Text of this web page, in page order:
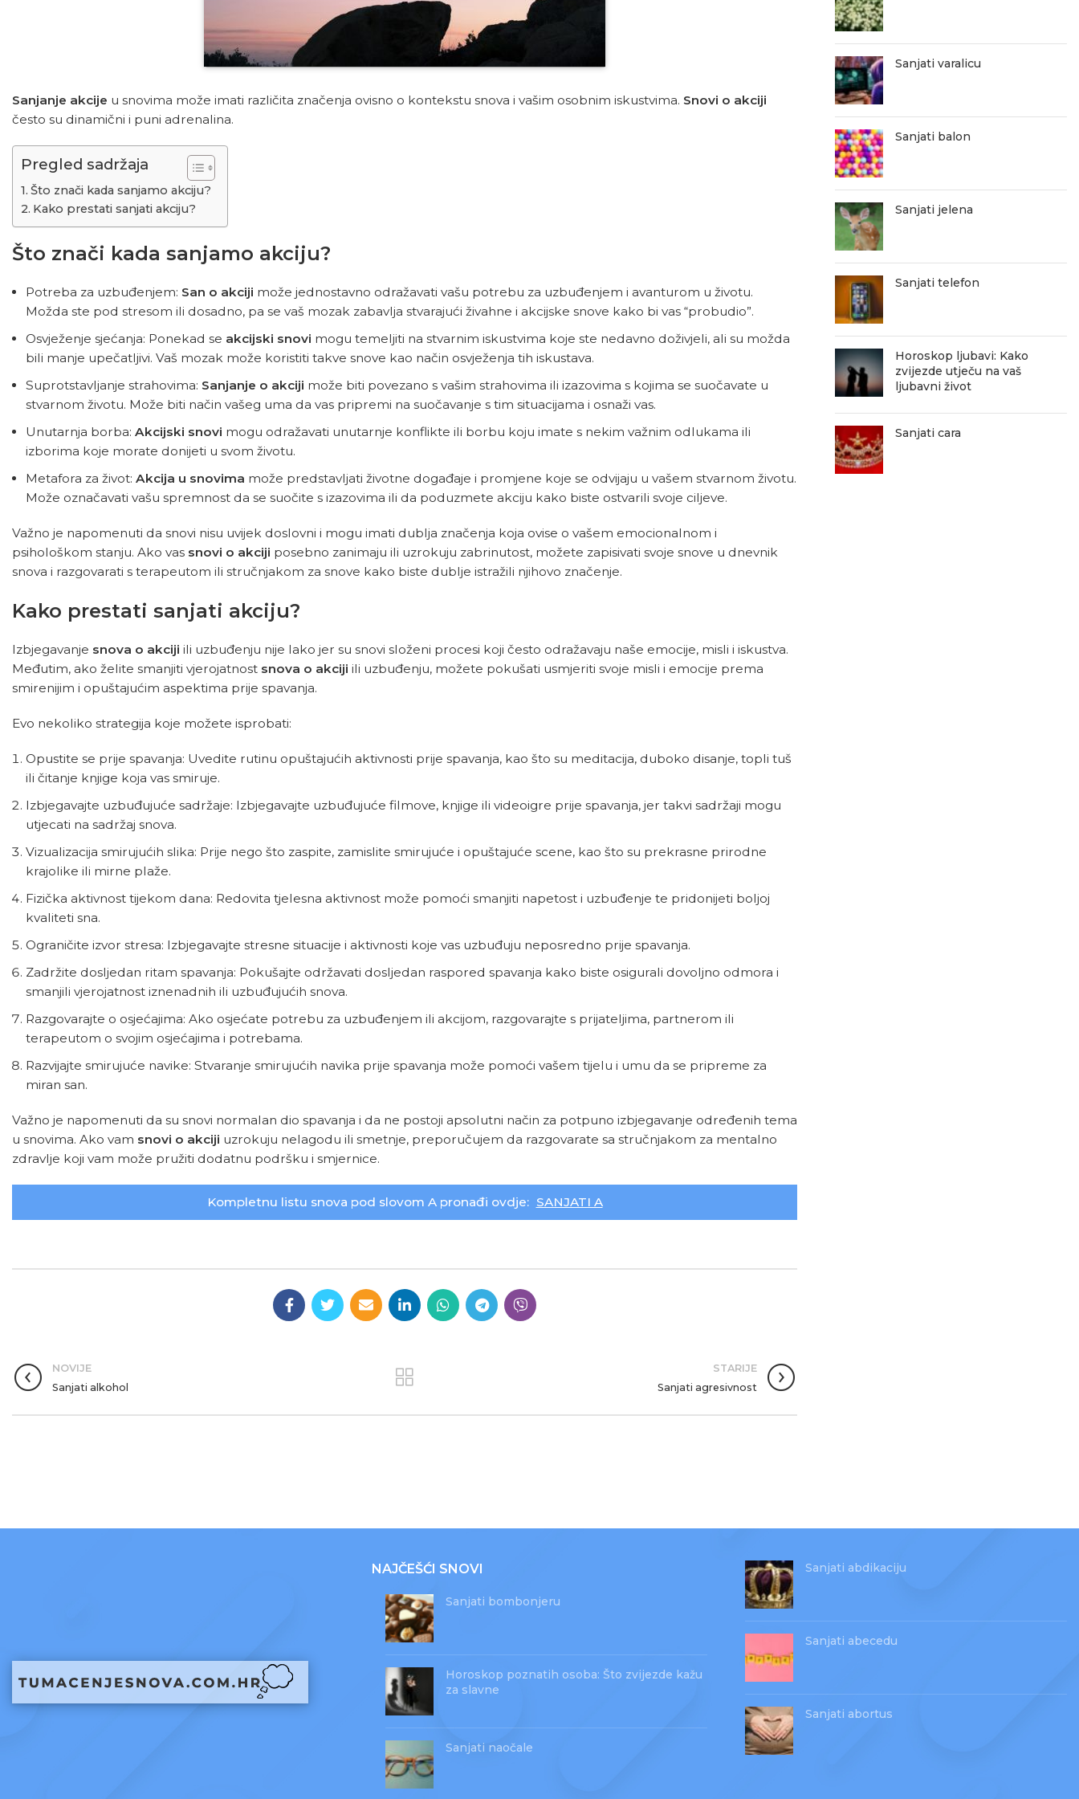
Sanjanje akcije u snovima može imati različita značenja ovisno o kontekstu snova i vašim osobnim iskustvima. Snovi o akciji
često su dinamični i puni adrenalina.
Pregled sadržaja
Što znači kada sanjamo akciju?
Kako prestati sanjati akciju?
Što znači kada sanjamo akciju?
Potreba za uzbuđenjem: San o akciji može jednostavno odražavati vašu potrebu za uzbuđenjem i avanturom u životu.
Možda ste pod stresom ili dosadno, pa se vaš mozak zabavlja stvarajući živahne i akcijske snove kako bi vas “probudio”.
Osvježenje sjećanja: Ponekad se akcijski snovi mogu temeljiti na stvarnim iskustvima koje ste nedavno doživjeli, ali su možda
bili manje upečatljivi. Vaš mozak može koristiti takve snove kao način osvježenja tih iskustava.
Suprotstavljanje strahovima: Sanjanje o akciji može biti povezano s vašim strahovima ili izazovima s kojima se suočavate u
stvarnom životu. Može biti način vašeg uma da vas pripremi na suočavanje s tim situacijama i osnaži vas.
Unutarnja borba: Akcijski snovi mogu odražavati unutarnje konflikte ili borbu koju imate s nekim važnim odlukama ili
izborima koje morate donijeti u svom životu.
Metafora za život: Akcija u snovima može predstavljati životne događaje i promjene koje se odvijaju u vašem stvarnom životu.
Može označavati vašu spremnost da se suočite s izazovima ili da poduzmete akciju kako biste ostvarili svoje ciljeve.
Važno je napomenuti da snovi nisu uvijek doslovni i mogu imati dublja značenja koja ovise o vašem emocionalnom i
psihološkom stanju. Ako vas snovi o akciji posebno zanimaju ili uzrokuju zabrinutost, možete zapisivati svoje snove u dnevnik
snova i razgovarati s terapeutom ili stručnjakom za snove kako biste dublje istražili njihovo značenje.
Kako prestati sanjati akciju?
Izbjegavanje snova o akciji ili uzbuđenju nije lako jer su snovi složeni procesi koji često odražavaju naše emocije, misli i iskustva.
Međutim, ako želite smanjiti vjerojatnost snova o akciji ili uzbuđenju, možete pokušati usmjeriti svoje misli i emocije prema
smirenijim i opuštajućim aspektima prije spavanja.
Evo nekoliko strategija koje možete isprobati:
Opustite se prije spavanja: Uvedite rutinu opuštajućih aktivnosti prije spavanja, kao što su meditacija, duboko disanje, topli tuš
ili čitanje knjige koja vas smiruje.
Izbjegavajte uzbuđujuće sadržaje: Izbjegavajte uzbuđujuće filmove, knjige ili videoigre prije spavanja, jer takvi sadržaji mogu
utjecati na sadržaj snova.
Vizualizacija smirujućih slika: Prije nego što zaspite, zamislite smirujuće i opuštajuće scene, kao što su prekrasne prirodne
krajolike ili mirne plaže.
Fizička aktivnost tijekom dana: Redovita tjelesna aktivnost može pomoći smanjiti napetost i uzbuđenje te pridonijeti boljoj
kvaliteti sna.
Ograničite izvor stresa: Izbjegavajte stresne situacije i aktivnosti koje vas uzbuđuju neposredno prije spavanja.
Zadržite dosljedan ritam spavanja: Pokušajte održavati dosljedan raspored spavanja kako biste osigurali dovoljno odmora i
smanjili vjerojatnost iznenadnih ili uzbuđujućih snova.
Razgovarajte o osjećajima: Ako osjećate potrebu za uzbuđenjem ili akcijom, razgovarajte s prijateljima, partnerom ili
terapeutom o svojim osjećajima i potrebama.
Razvijajte smirujuće navike: Stvaranje smirujućih navika prije spavanja može pomoći vašem tijelu i umu da se pripreme za
miran san.
Važno je napomenuti da su snovi normalan dio spavanja i da ne postoji apsolutni način za potpuno izbjegavanje određenih tema
u snovima. Ako vam snovi o akciji uzrokuju nelagodu ili smetnje, preporučujem da razgovarate sa stručnjakom za mentalno
zdravlje koji vam može pružiti dodatnu podršku i smjernice.
Kompletnu listu snova pod slovom A pronađi ovdje: SANJATI A
NOVIJE
Sanjati alkohol
STARIJE
Sanjati agresivnost
Sanjati varalicu
Sanjati balon
Sanjati jelena
Sanjati telefon
Horoskop ljubavi: Kako
zvijezde utječu na vaš
ljubavni život
Sanjati cara
NAJČEŠĆI SNOVI
Sanjati bombonjeru
Horoskop poznatih osoba: Što zvijezde kažu
za slavne
Sanjati naočale
Sanjati abdikaciju
Sanjati abecedu
Sanjati abortus